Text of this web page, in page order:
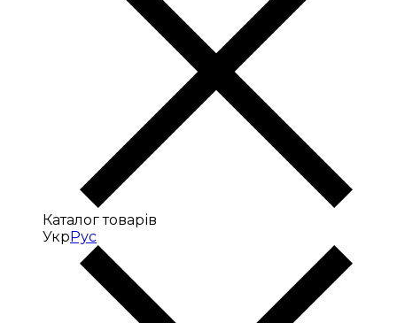
Каталог товарів
УкрРус